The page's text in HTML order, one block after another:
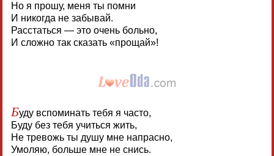
Но я прошу, меня ты помни
И никогда не забывай.
Расстаться — это очень больно,
И сложно так сказать «прощай»!
Буду вспоминать тебя я часто,
Буду без тебя учиться жить,
Не тревожь ты душу мне напрасно,
Умоляю, больше мне не снись.